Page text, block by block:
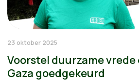
23 oktober 2025
Voorstel duurzame vrede
Gaza goedgekeurd